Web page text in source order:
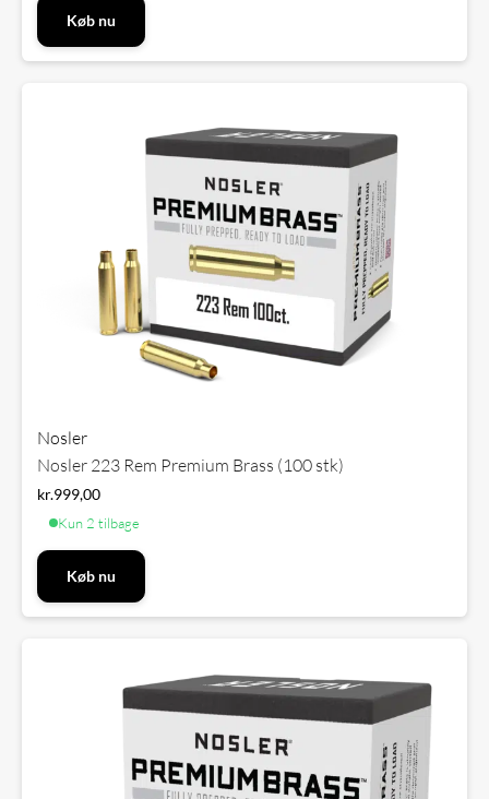
Køb nu
Nosler
Nosler 223 Rem Premium Brass (100 stk)
kr.999,00
Kun 2 tilbage
Køb nu